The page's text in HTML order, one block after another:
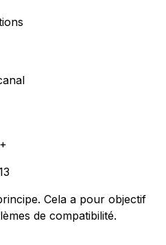
Cela a pour objectif
de compatibilité.